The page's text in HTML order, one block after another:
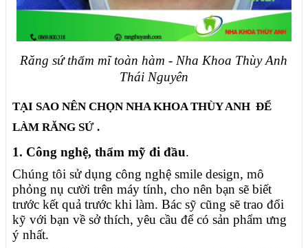
Răng sứ thẩm mĩ toàn hàm - Nha Khoa Thùy Anh
Thái Nguyên
TẠI SAO NÊN CHỌN NHA KHOA THÙY ANH ĐỂ
LÀM RĂNG SỨ .
1. Công nghệ, thẩm mỹ đi đầu.
Chúng tôi sử dụng công nghệ smile design, mô
phỏng nụ cười trên máy tính, cho nên bạn sẽ biết
trước kết quả trước khi làm. Bác sỹ cũng sẽ trao đổi
kỹ với bạn về sở thích, yêu cầu để có sản phẩm ưng
ý nhất.